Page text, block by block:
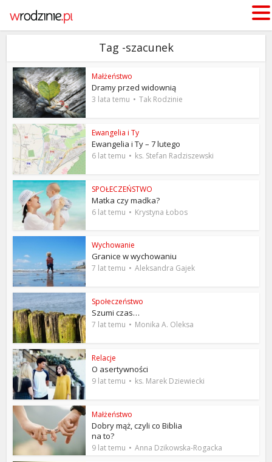
Tag -szacunek
Małżeństwo
Dramy przed widownią
3 lata temu Tak Rodzinie
Ewangelia i Ty
Ewangelia i Ty – 7 lutego
6 lat temu ks. Stefan Radziszewski
SPOŁECZEŃSTWO
Matka czy madka?
6 lat temu Krystyna Łobos
Wychowanie
Granice w wychowaniu
7 lat temu Aleksandra Gajek
Społeczeństwo
Szumi czas…
7 lat temu Monika A. Oleksa
Relacje
O asertywności
9 lat temu ks. Marek Dziewiecki
Małżeństwo
Dobry mąż, czyli co Biblia
na to?
9 lat temu Anna Dzikowska-Rogacka